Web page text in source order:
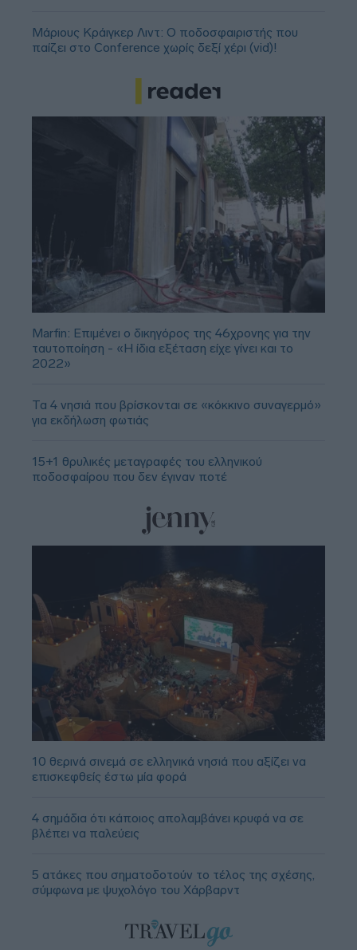
Μάριους Κράιγκερ Λιντ: Ο ποδοσφαιριστής που
παίζει στο Conference χωρίς δεξί χέρι (vid)!
Marfin: Επιμένει ο δικηγόρος της 46χρονης για την
ταυτοποίηση - «Η ίδια εξέταση είχε γίνει και το
2022»
Τα 4 νησιά που βρίσκονται σε «κόκκινο συναγερμό»
για εκδήλωση φωτιάς
15+1 θρυλικές μεταγραφές του ελληνικού
ποδοσφαίρου που δεν έγιναν ποτέ
10 θερινά σινεμά σε ελληνικά νησιά που αξίζει να
επισκεφθείς έστω μία φορά
4 σημάδια ότι κάποιος απολαμβάνει κρυφά να σε
βλέπει να παλεύεις
5 ατάκες που σηματοδοτούν το τέλος της σχέσης,
σύμφωνα με ψυχολόγο του Χάρβαρντ